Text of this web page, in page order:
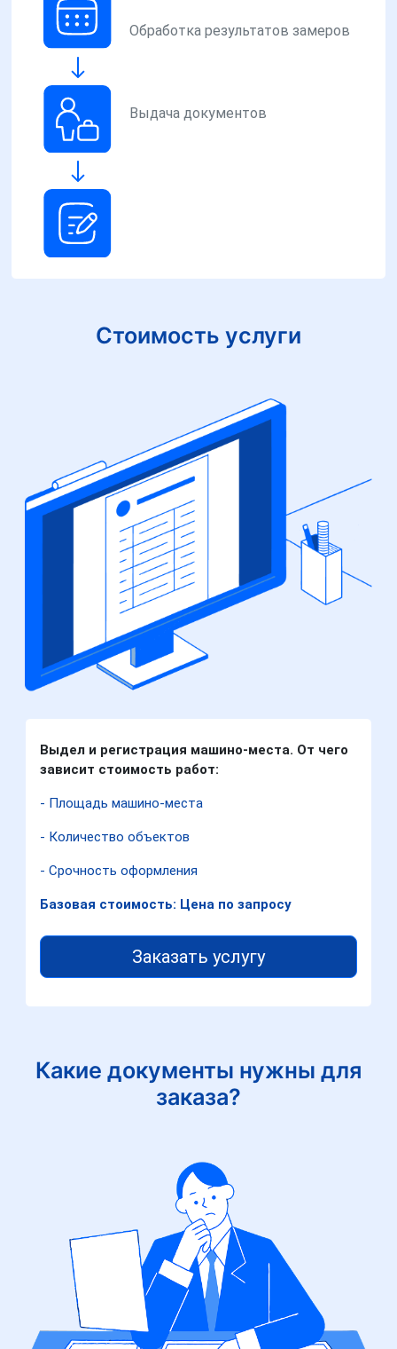
Обработка результатов замеров
Выдача документов
Стоимость услуги
Выдел и регистрация машино-места. От чего
зависит стоимость работ:
- Площадь машино-места
- Количество объектов
- Срочность оформления
Базовая стоимость: Цена по запросу
Заказать услугу
Какие документы нужны для
заказа?